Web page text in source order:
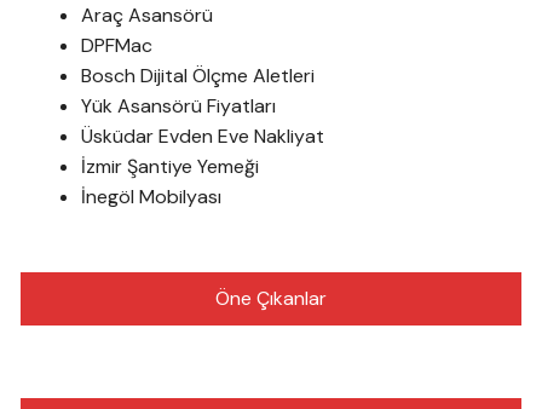
Araç Asansörü
DPFMac
Bosch Dijital Ölçme Aletleri
Yük Asansörü Fiyatları
Üsküdar Evden Eve Nakliyat
İzmir Şantiye Yemeği
İnegöl Mobilyası
Öne Çıkanlar